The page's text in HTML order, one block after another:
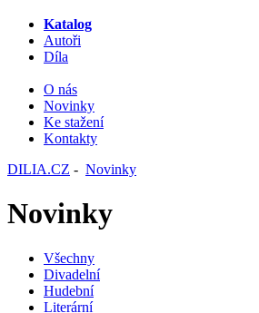
Katalog
Autoři
Díla
O nás
Novinky
Ke stažení
Kontakty
DILIA.CZ - Novinky
Novinky
Všechny
Divadelní
Hudební
Literární